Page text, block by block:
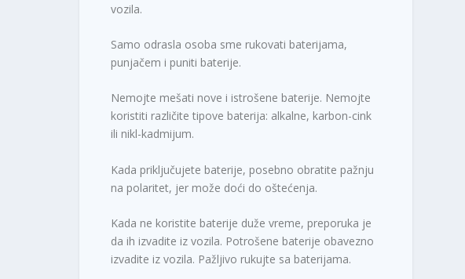
vozila.
Samo odrasla osoba sme rukovati baterijama,
punjačem i puniti baterije.
Nemojte mešati nove i istrošene baterije. Nemojte
koristiti različite tipove baterija: alkalne, karbon-cink
ili nikl-kadmijum.
Kada priključujete baterije, posebno obratite pažnju
na polaritet, jer može doći do oštećenja.
Kada ne koristite baterije duže vreme, preporuka je
da ih izvadite iz vozila. Potrošene baterije obavezno
izvadite iz vozila. Pažljivo rukujte sa baterijama.